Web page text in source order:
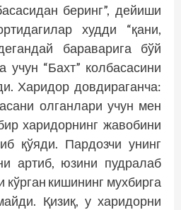
беринг”, дейиши
худди “қани,
бараварига бўй
учун “Бахт” колбасасини
Харидор довдираганча:
олганлари учун мен
харидорнинг жавобини
қўяди. Пардозчи унинг
артиб, юзини пудралаб
кўрган кишининг мухбирга
Қизиқ, у харидорни